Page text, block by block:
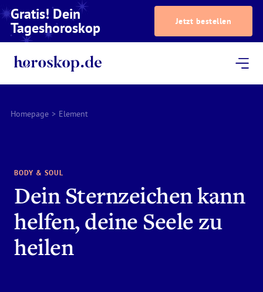
Gratis! Dein
Tageshoroskop Jetzt bestellen
Homepage > Element
BODY & SOUL
Dein Sternzeichen kann
helfen, deine Seele zu
heilen